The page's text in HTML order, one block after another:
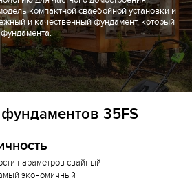
компактной сваебойной установки и
и качественный фундамент, который
фундамента.
35FS
параметров свайный
экономичный